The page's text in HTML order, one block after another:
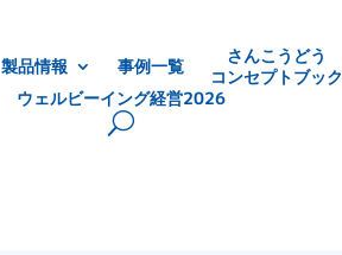
製品情報 事例一覧
さんこうどう
コンセプトブック
ウェルビーイング経営2026